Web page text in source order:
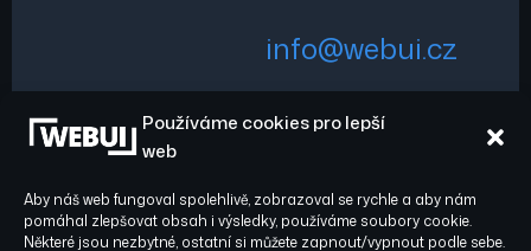
Používáme cookies pro lepší
web
Aby náš web fungoval spolehlivě, zobrazoval se rychle a aby nám
pomáhal zlepšovat obsah i výsledky, používáme soubory cookie.
Některé jsou nezbytné, ostatní si můžete zapnout/vypnout podle sebe.
info@webui.cz
+420 778 029 782